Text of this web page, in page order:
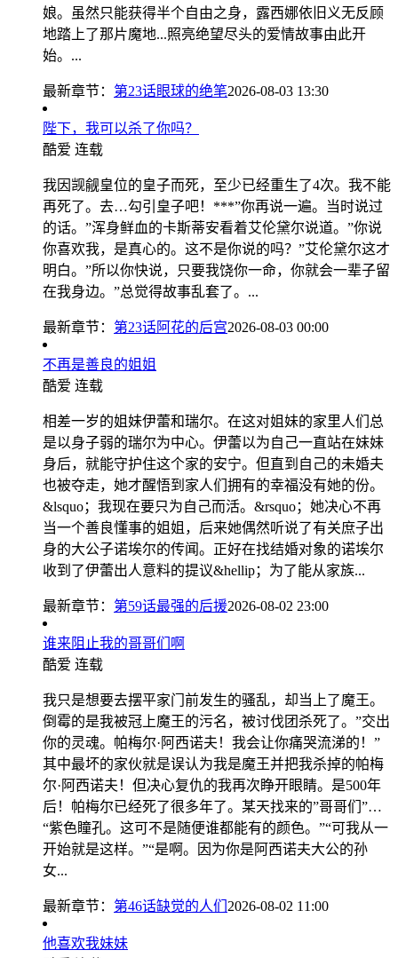
娘。虽然只能获得半个自由之身，露西娜依旧义无反顾
地踏上了那片魔地...照亮绝望尽头的爱情故事由此开
始。...
最新章节： 第23话眼球的绝笔2026-08-03 13:30
陛下，我可以杀了你吗？
酷爱 连载
我因觊觎皇位的皇子而死，至少已经重生了4次。我不能
再死了。去…勾引皇子吧！***”你再说一遍。当时说过
的话。”浑身鲜血的卡斯蒂安看着艾伦黛尔说道。”你说
你喜欢我，是真心的。这不是你说的吗？”艾伦黛尔这才
明白。”所以你快说，只要我饶你一命，你就会一辈子留
在我身边。”总觉得故事乱套了。...
最新章节： 第23话阿花的后宫2026-08-03 00:00
不再是善良的姐姐
酷爱 连载
相差一岁的姐妹伊蕾和瑞尔。在这对姐妹的家里人们总
是以身子弱的瑞尔为中心。伊蕾以为自己一直站在妹妹
身后，就能守护住这个家的安宁。但直到自己的未婚夫
也被夺走，她才醒悟到家人们拥有的幸福没有她的份。
&lsquo；我现在要只为自己而活。&rsquo；她决心不再
当一个善良懂事的姐姐，后来她偶然听说了有关庶子出
身的大公子诺埃尔的传闻。正好在找结婚对象的诺埃尔
收到了伊蕾出人意料的提议&hellip；为了能从家族...
最新章节： 第59话最强的后援2026-08-02 23:00
谁来阻止我的哥哥们啊
酷爱 连载
我只是想要去摆平家门前发生的骚乱，却当上了魔王。
倒霉的是我被冠上魔王的污名，被讨伐团杀死了。”交出
你的灵魂。帕梅尔·阿西诺夫！我会让你痛哭流涕的！”
其中最坏的家伙就是误认为我是魔王并把我杀掉的帕梅
尔·阿西诺夫！但决心复仇的我再次睁开眼睛。是500年
后！帕梅尔已经死了很多年了。某天找来的”哥哥们”…
“紫色瞳孔。这可不是随便谁都能有的颜色。”“可我从一
开始就是这样。”“是啊。因为你是阿西诺夫大公的孙
女...
最新章节： 第46话缺觉的人们 2026-08-02 11:00
他喜欢我妹妹